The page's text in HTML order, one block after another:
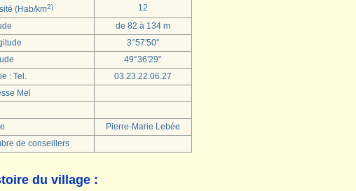
(Hab/km2)
12
de 82 à 134 m
3°57'50"
49°36'29"
: Tel.
03.23.22.06.27
Mel
Pierre-Marie Lebée
de conseillers
du village :